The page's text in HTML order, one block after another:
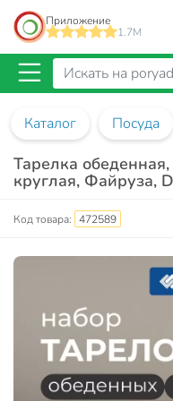
Приложение
1.7M
Каталог Посуда
Тарелка
круглая, Файруза,
Код товара: 472589